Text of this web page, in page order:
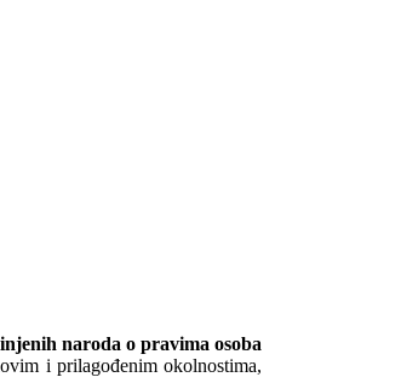
naroda o pravima osoba
i prilagođenim okolnostima,